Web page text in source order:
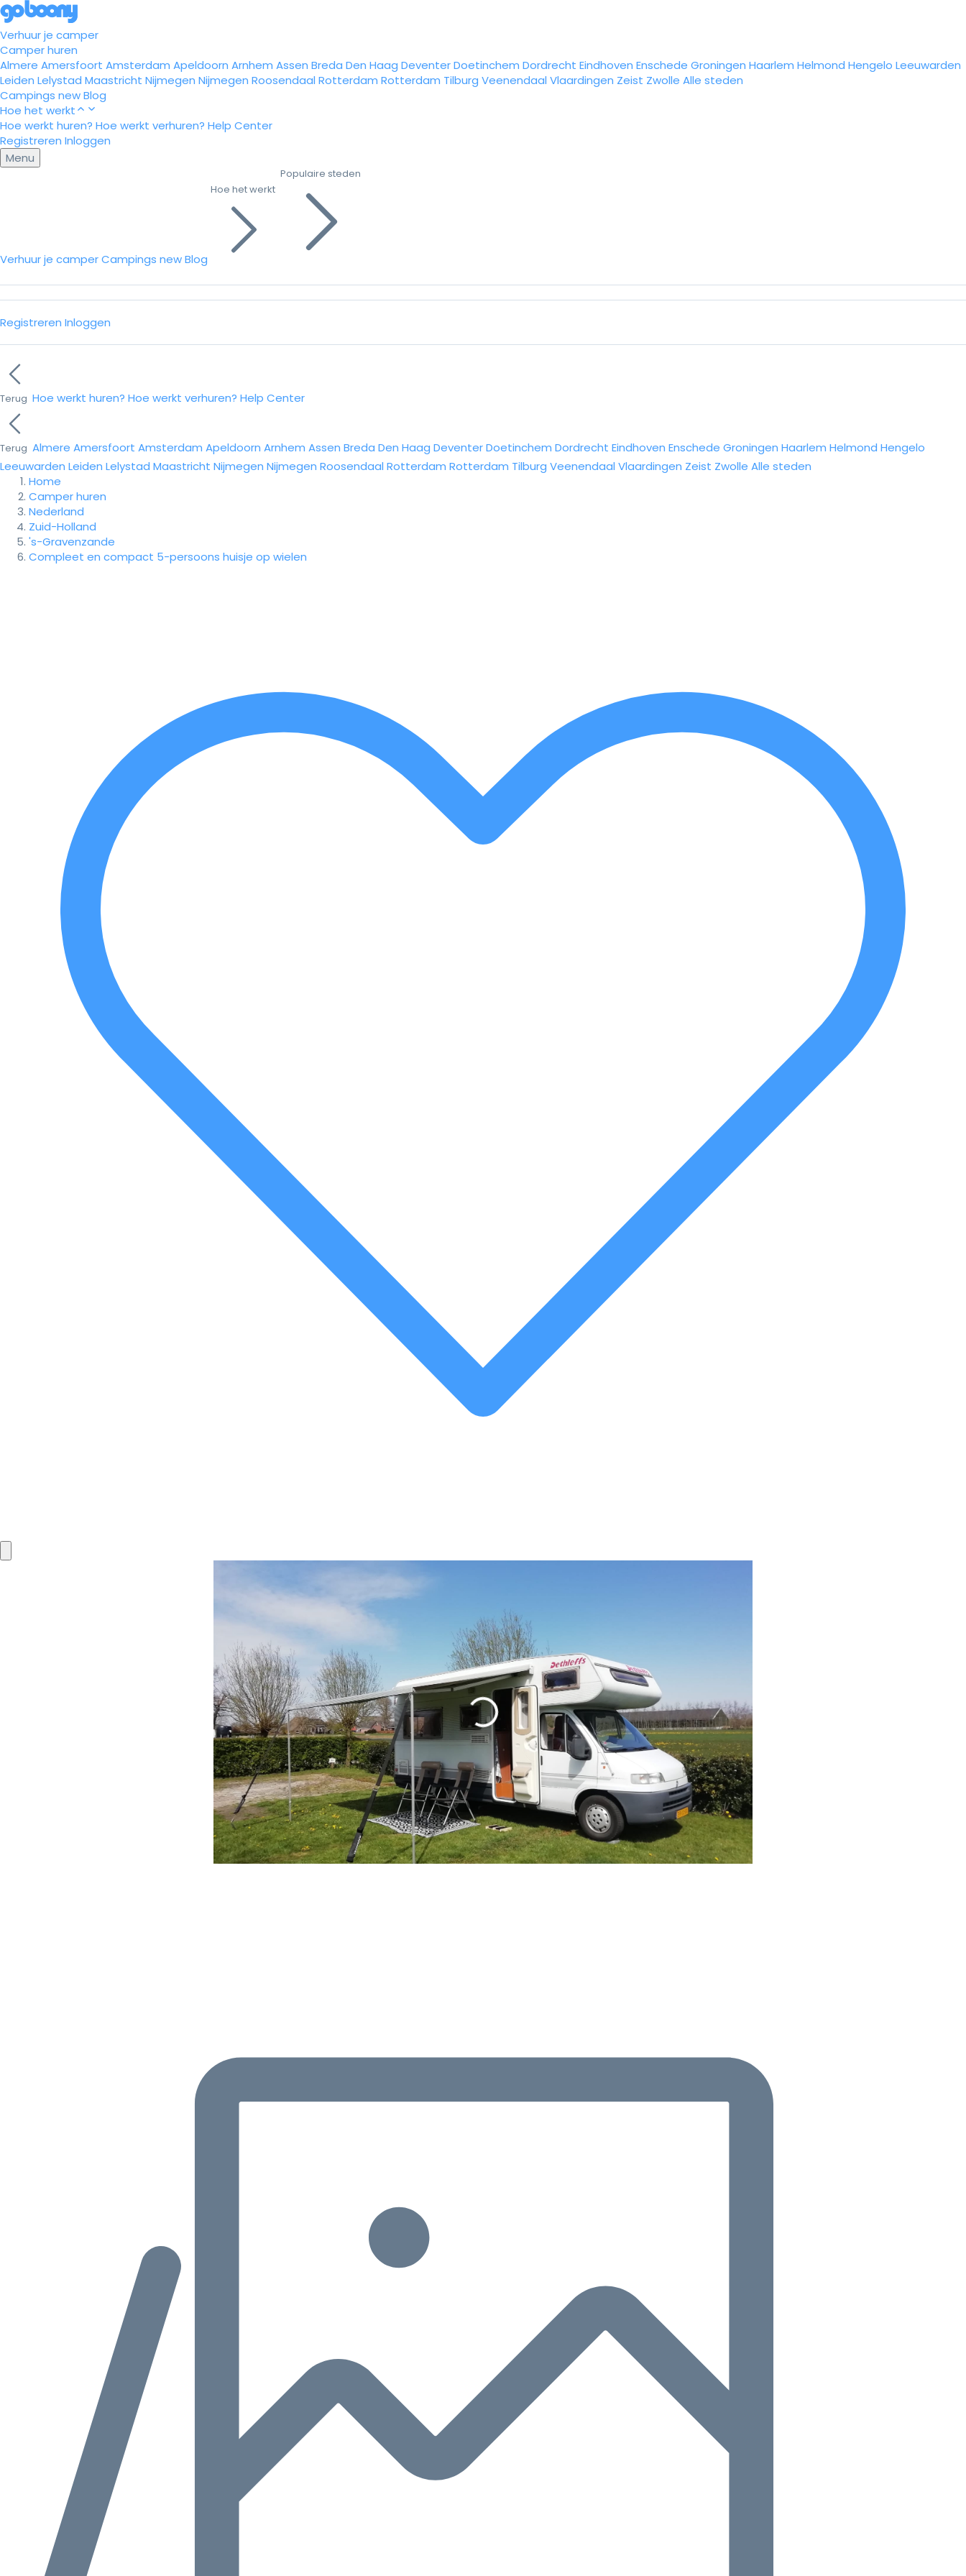
Verhuur je camper
Camper huren
Almere Amersfoort Amsterdam Apeldoorn Arnhem Assen Breda Den Haag DeventerDoetinchem Dordrecht Eindhoven Enschede Groningen Haarlem Helmond Hengelo Leeuwarden
Leiden Lelystad Maastricht Nijmegen Nijmegen Roosendaal Rotterdam Rotterdam Tilburg Veenendaal Vlaardingen Zeist Zwolle Alle steden
Campings newBlog
Hoe het werkt
Hoe werkt huren? Hoe werkt verhuren? Help Center
Registreren Inloggen
Menu
Verhuur je camperCampings newBlog
Hoe het werkt
Populaire steden
Registreren Inloggen
Terug Hoe werkt huren? Hoe werkt verhuren? Help Center
Terug Almere Amersfoort Amsterdam Apeldoorn Arnhem Assen Breda Den Haag DeventerDoetinchem Dordrecht Eindhoven Enschede Groningen Haarlem Helmond Hengelo
Leeuwarden Leiden Lelystad Maastricht Nijmegen Nijmegen Roosendaal Rotterdam Rotterdam Tilburg Veenendaal Vlaardingen Zeist Zwolle Alle steden
Home
Camper huren
Nederland
Zuid-Holland
's-Gravenzande
Compleet en compact 5-persoons huisje op wielen